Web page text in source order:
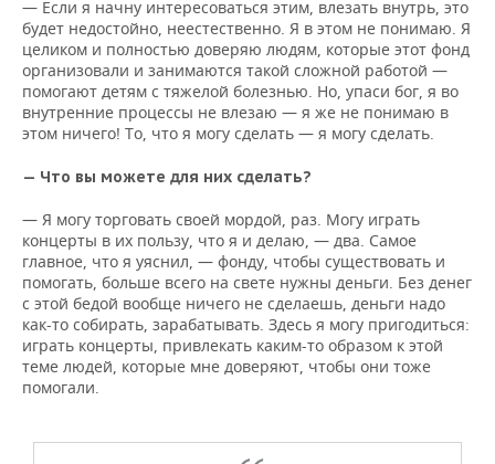
— Если я начну интересоваться этим, влезать внутрь, это
будет недостойно, неестественно. Я в этом не понимаю. Я
целиком и полностью доверяю людям, которые этот фонд
организовали и занимаются такой сложной работой —
помогают детям с тяжелой болезнью. Но, упаси бог, я во
внутренние процессы не влезаю — я же не понимаю в
этом ничего! То, что я могу сделать — я могу сделать.
— Что вы можете для них сделать?
— Я могу торговать своей мордой, раз. Могу играть
концерты в их пользу, что я и делаю, — два. Самое
главное, что я уяснил, — фонду, чтобы существовать и
помогать, больше всего на свете нужны деньги. Без денег
с этой бедой вообще ничего не сделаешь, деньги надо
как-то собирать, зарабатывать. Здесь я могу пригодиться:
играть концерты, привлекать каким-то образом к этой
теме людей, которые мне доверяют, чтобы они тоже
помогали.